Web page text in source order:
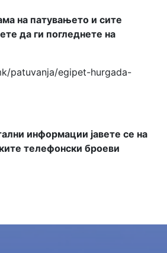
на патувањето и сите
да ги погледнете на
patuvanja/egipet-hurgada-
информации јавете се на
телефонски броеви